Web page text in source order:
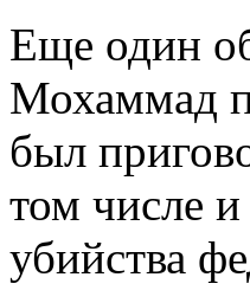
Еще один
Мохаммад
был
том числе
убийства